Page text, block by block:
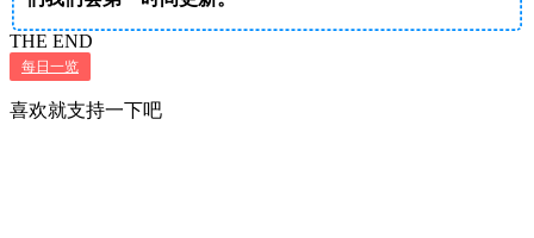
THE END
每日一览
喜欢就支持一下吧